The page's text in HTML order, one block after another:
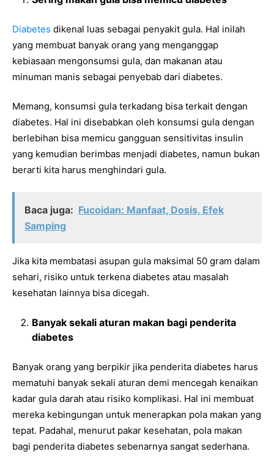
Diabetes dikenal luas sebagai penyakit gula. Hal inilah
yang membuat banyak orang yang menganggap
kebiasaan mengonsumsi gula, dan makanan atau
minuman manis sebagai penyebab dari diabetes.
Memang, konsumsi gula terkadang bisa terkait dengan
diabetes. Hal ini disebabkan oleh konsumsi gula dengan
berlebihan bisa memicu gangguan sensitivitas insulin
yang kemudian berimbas menjadi diabetes, namun bukan
berarti kita harus menghindari gula.
Baca juga: Fucoidan: Manfaat, Dosis, Efek
Samping
Jika kita membatasi asupan gula maksimal 50 gram dalam
sehari, risiko untuk terkena diabetes atau masalah
kesehatan lainnya bisa dicegah.
Banyak sekali aturan makan bagi penderita
diabetes
Banyak orang yang berpikir jika penderita diabetes harus
mematuhi banyak sekali aturan demi mencegah kenaikan
kadar gula darah atau risiko komplikasi. Hal ini membuat
mereka kebingungan untuk menerapkan pola makan yang
tepat. Padahal, menurut pakar kesehatan, pola makan
bagi penderita diabetes sebenarnya sangat sederhana.